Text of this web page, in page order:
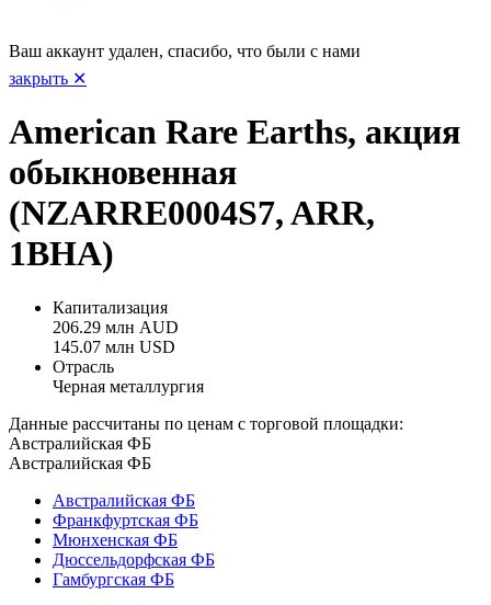
Ваш аккаунт удален, спасибо, что были с нами
закрыть ✕
American Rare Earths, акция
обыкновенная
(NZARRE0004S7, ARR,
1BHA)
Капитализация
206.29 млн AUD
145.07 млн USD
Отрасль
Черная металлургия
Данные рассчитаны по ценам с торговой площадки:
Австралийская ФБ
Австралийская ФБ
Австралийская ФБ
Франкфуртская ФБ
Мюнхенская ФБ
Дюссельдорфская ФБ
Гамбургская ФБ